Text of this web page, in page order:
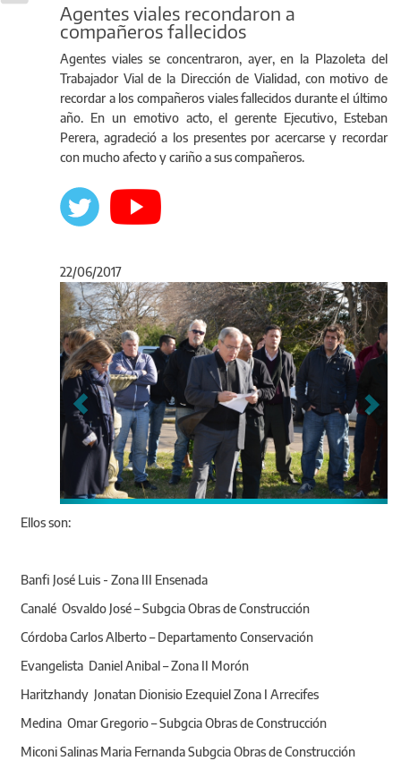
Agentes viales recondaron a
compañeros fallecidos
Agentes viales se concentraron, ayer, en la Plazoleta del
Trabajador Vial de la Dirección de Vialidad, con motivo de
recordar a los compañeros viales fallecidos durante el último
año. En un emotivo acto, el gerente Ejecutivo, Esteban
Perera, agradeció a los presentes por acercarse y recordar
con mucho afecto y cariño a sus compañeros.
22/06/2017
Anterior
Ellos son:
Banfi José Luis - Zona III Ensenada
Canalé Osvaldo José – Subgcia Obras de Construcción
Córdoba Carlos Alberto – Departamento Conservación
Evangelista Daniel Anibal – Zona II Morón
Haritzhandy Jonatan Dionisio Ezequiel Zona I Arrecifes
Medina Omar Gregorio – Subgcia Obras de Construcción
Miconi Salinas Maria Fernanda Subgcia Obras de Construcción